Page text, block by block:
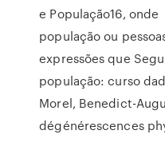
e População16,
população ou
expressões que
população: curso
Morel, Benedict-
dégénérescences